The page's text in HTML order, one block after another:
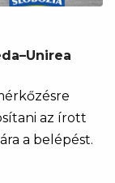
az írott
a belépést.